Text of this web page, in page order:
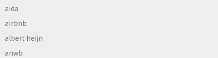
aida
airbnb
albert heijn
anwb